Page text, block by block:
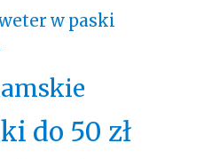
w paski
do 50 zł